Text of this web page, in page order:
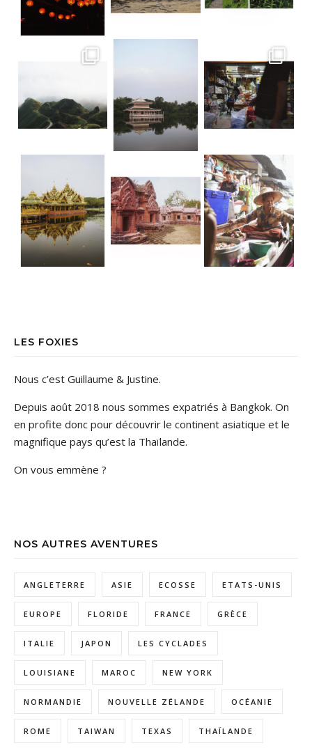
LES FOXIES
Nous c’est Guillaume & Justine.
Depuis août 2018 nous sommes expatriés à Bangkok. On
en profite donc pour découvrir le continent asiatique et le
magnifique pays qu’est la Thaïlande.
On vous emmène ?
NOS AUTRES AVENTURES
ANGLETERRE ASIE ECOSSE ETATS-UNIS
EUROPE FLORIDE FRANCE GRÈCE
ITALIE JAPON LES CYCLADES
LOUISIANE MAROC NEW YORK
NORMANDIE NOUVELLE ZÉLANDE OCÉANIE
ROME TAIWAN TEXAS THAÏLANDE